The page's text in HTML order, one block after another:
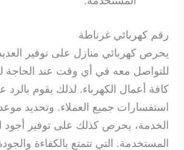
رقم كهربائي غرناطة
يحرص كهربائي منازل على توفير
للتواصل معه في أي وقت عند الحاجة
كافة أعمال الكهرباء. لذلك يقوم بالرد
استفسارات جميع العملاء. وتحديد
الخدمة، يحرص كذلك على توفير أجود
المستخدمة. التي تتمتع بالكفاءة